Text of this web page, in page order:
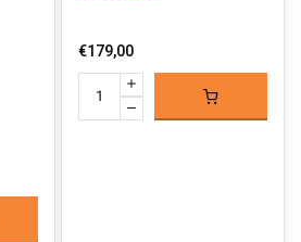
€179,00